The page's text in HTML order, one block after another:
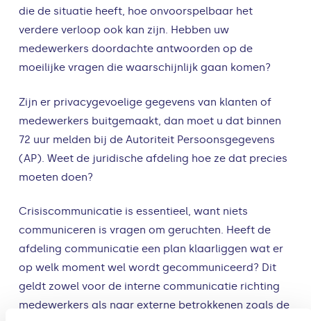
die de situatie heeft, hoe onvoorspelbaar het
verdere verloop ook kan zijn. Hebben uw
medewerkers doordachte antwoorden op de
moeilijke vragen die waarschijnlijk gaan komen?
Zijn er privacygevoelige gegevens van klanten of
medewerkers buitgemaakt, dan moet u dat binnen
72 uur melden bij de Autoriteit Persoonsgegevens
(AP). Weet de juridische afdeling hoe ze dat precies
moeten doen?
Crisiscommunicatie is essentieel, want niets
communiceren is vragen om geruchten. Heeft de
afdeling communicatie een plan klaarliggen wat er
op welk moment wel wordt gecommuniceerd? Dit
geldt zowel voor de interne communicatie richting
medewerkers als naar externe betrokkenen zoals de